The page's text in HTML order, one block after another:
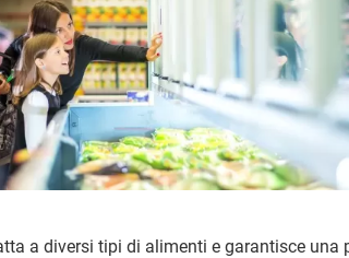
a diversi tipi di alimenti e garantisce una